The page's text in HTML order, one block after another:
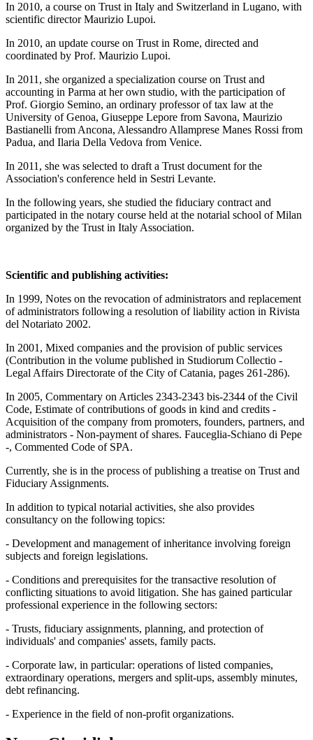
In 2010, a course on Trust in Italy and Switzerland in Lugano, with
scientific director Maurizio Lupoi.
In 2010, an update course on Trust in Rome, directed and
coordinated by Prof. Maurizio Lupoi.
In 2011, she organized a specialization course on Trust and
accounting in Parma at her own studio, with the participation of
Prof. Giorgio Semino, an ordinary professor of tax law at the
University of Genoa, Giuseppe Lepore from Savona, Maurizio
Bastianelli from Ancona, Alessandro Allamprese Manes Rossi from
Padua, and Ilaria Della Vedova from Venice.
In 2011, she was selected to draft a Trust document for the
Association's conference held in Sestri Levante.
In the following years, she studied the fiduciary contract and
participated in the notary course held at the notarial school of Milan
organized by the Trust in Italy Association.
Scientific and publishing activities:
In 1999, Notes on the revocation of administrators and replacement
of administrators following a resolution of liability action in Rivista
del Notariato 2002.
In 2001, Mixed companies and the provision of public services
(Contribution in the volume published in Studiorum Collectio -
Legal Affairs Directorate of the City of Catania, pages 261-286).
In 2005, Commentary on Articles 2343-2343 bis-2344 of the Civil
Code, Estimate of contributions of goods in kind and credits -
Acquisition of the company from promoters, founders, partners, and
administrators - Non-payment of shares. Fauceglia-Schiano di Pepe
-, Commented Code of SPA.
Currently, she is in the process of publishing a treatise on Trust and
Fiduciary Assignments.
In addition to typical notarial activities, she also provides
consultancy on the following topics:
- Development and management of inheritance involving foreign
subjects and foreign legislations.
- Conditions and prerequisites for the transactive resolution of
conflicting situations to avoid litigation. She has gained particular
professional experience in the following sectors:
- Trusts, fiduciary assignments, planning, and protection of
individuals' and companies' assets, family pacts.
- Corporate law, in particular: operations of listed companies,
extraordinary operations, mergers and split-ups, assembly minutes,
debt refinancing.
- Experience in the field of non-profit organizations.